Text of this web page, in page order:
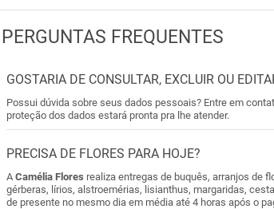
PERGUNTAS FREQUENTES
GOSTARIA DE CONSULTAR, EXCLUIR OU
Possui dúvida sobre seus dados pessoais? Entre em
proteção dos dados estará pronta pra lhe atender.
PRECISA DE FLORES PARA HOJE?
A Camélia Flores realiza entregas de buquês, arranjos de
gérberas, lírios, alstroemérias, lisianthus, margaridas,
de presente no mesmo dia em média até 4 horas após o